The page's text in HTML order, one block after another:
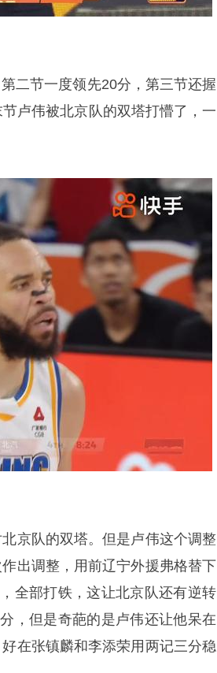
二节一度领先20分，第三节还握
卢伟被北京队的双塔打懵了，一
京队的双塔。但是卢伟这个调整
出调整，用前辽宁外援弗格替下
全部打铁，这让北京队还有逆转
，但是奇葩的是卢伟还让他呆在
在张镇麟和李添荣用两记三分稳